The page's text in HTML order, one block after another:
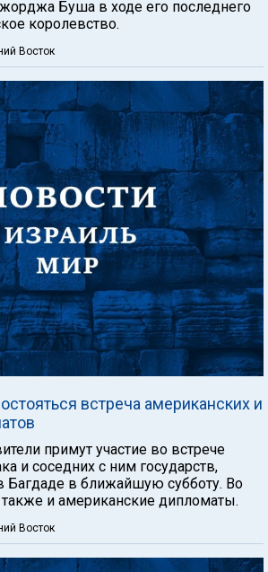
Буша в ходе его последнего
королевство.
Восток
встреча американских и
примут участие во встрече
и соседних с ним государств,
в Багдаде в ближайшую субботу. Во
также и американские дипломаты.
Восток